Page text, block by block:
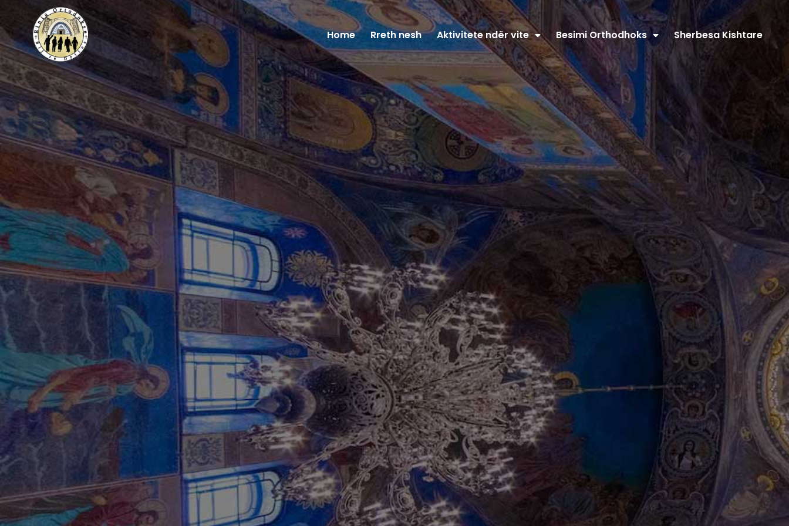
Home Rreth nesh Aktivitete ndër vite Besimi Orthodhoks Sherbesa Kishtare